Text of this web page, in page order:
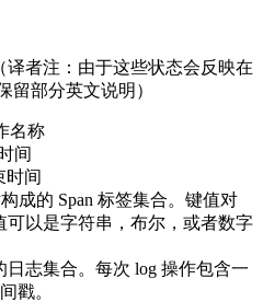
译者注：由于这些状态会反映在
留部分英文说明）
名称
间
时间
成的 Span 标签集合。键值对
可以是字符串，布尔，或者数字
日志集合。每次 log 操作包含一
戳。